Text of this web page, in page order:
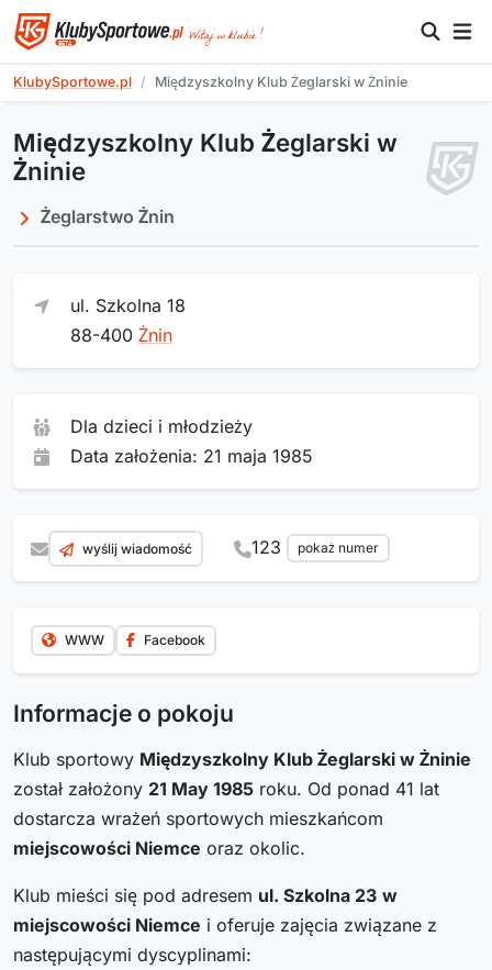
KlubySportowe.pl Międzyszkolny Klub Żeglarski w Żninie
Międzyszkolny Klub Żeglarski w
Żninie
Żeglarstwo Żnin
ul. Szkolna 18
88-400 Żnin
Dla dzieci i młodzieży
Data założenia: 21 maja 1985
wyślij wiadomość 123 pokaż numer
WWW Facebook
Informacje o pokoju
Klub sportowy Międzyszkolny Klub Żeglarski w Żninie
został założony 21 May 1985 roku. Od ponad 41 lat
dostarcza wrażeń sportowych mieszkańcom
miejscowości Niemce oraz okolic.
Klub mieści się pod adresem ul. Szkolna 23 w
miejscowości Niemce i oferuje zajęcia związane z
następującymi dyscyplinami: